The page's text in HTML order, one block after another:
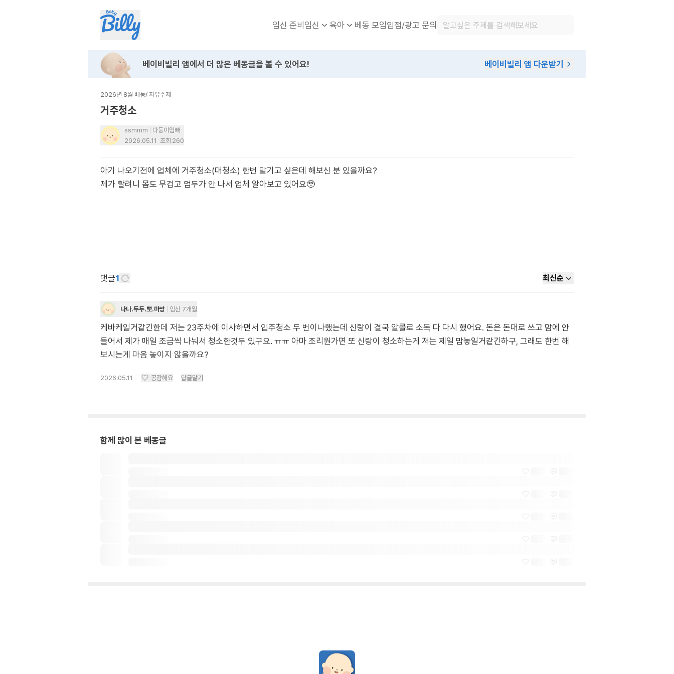
임신 준비임신 육아 베동 모임입점/광고 문의
베이비빌리 앱에서 더 많은 베동글을 볼 수 있어요! 베이비빌리 앱 다운받기
2026년 8월 베동/ 자유주제
거주청소
ssmmm
다둥이엄빠
2026.05.11 조회 260
아기 나오기전에 업체에 거주청소(대청소) 한번 맡기고 싶은데 해보신 분 있을까요?
제가 할려니 몸도 무겁고 엄두가 안 나서 업체 알아보고 있어요🥹
댓글1 최신순
나나.두두.뽀.마망 임신 7개월
케바케일거같긴한데 저는 23주차에 이사하면서 입주청소 두 번이나했는데 신랑이 결국 알콜로 소독 다 다시 했어요. 돈은 돈대로 쓰고 맘에 안
들어서 제가 매일 조금씩 나눠서 청소한것두 있구요. ㅠㅠ 아마 조리원가면 또 신랑이 청소하는게 저는 제일 맘놓일거같긴하구, 그래도 한번 해
보시는게 마음 놓이지 않을까요?
2026.05.11 공감해요 답글달기
함께 많이 본 베동글